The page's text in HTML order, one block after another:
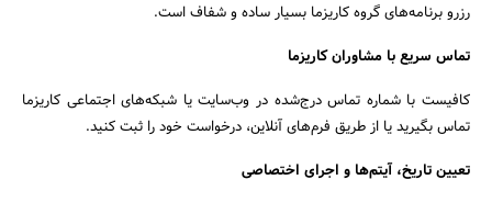
رزرو برنامه‌های گروه کاریزما بسیار ساده و شفاف است.
تماس سریع با مشاوران کاریزما
کافیست با شماره تماس درج‌شده در وب‌سایت یا شبکه‌های اجتماعی کاریزما
تماس بگیرید یا از طریق فرم‌های آنلاین، درخواست خود را ثبت کنید.
تعیین تاریخ، آیتم‌ها و اجرای اختصاصی